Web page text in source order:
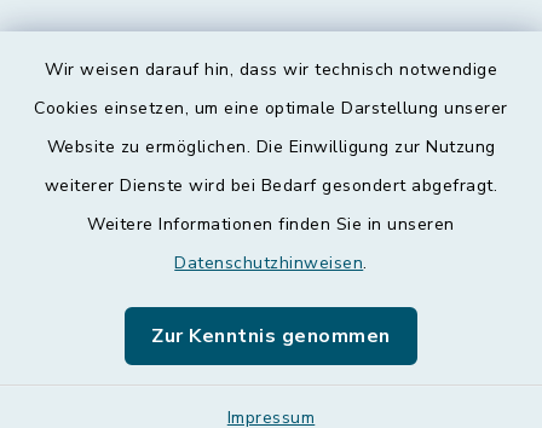
Wir weisen darauf hin, dass wir technisch notwendige
Cookies einsetzen, um eine optimale Darstellung unserer
Website zu ermöglichen. Die Einwilligung zur Nutzung
weiterer Dienste wird bei Bedarf gesondert abgefragt.
Weitere Informationen finden Sie in unseren
Datenschutzhinweisen.
Zur Kenntnis genommen
Impressum
Kontakt
Datenschutz
Leichte Sprache
Sitemap